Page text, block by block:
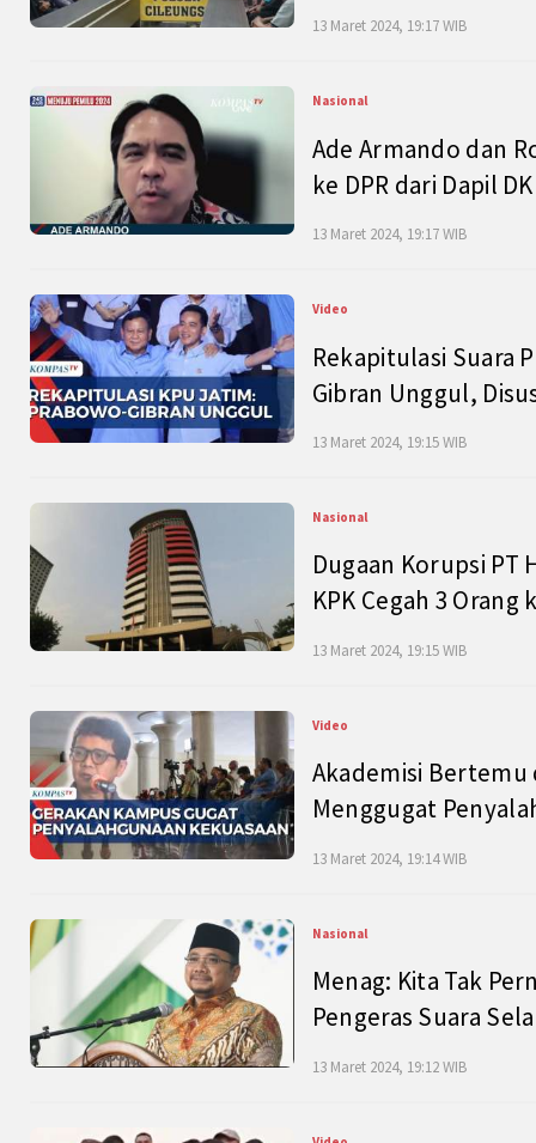
13 Maret 2024, 19:17 WIB
Nasional
Ade Armando dan
ke DPR dari Dapil
13 Maret 2024, 19:17 WIB
Video
Rekapitulasi Suara
Gibran Unggul,
13 Maret 2024, 19:15 WIB
Nasional
Dugaan Korupsi PT
KPK Cegah 3 Orang
13 Maret 2024, 19:15 WIB
Video
Akademisi Bertemu
Menggugat
13 Maret 2024, 19:14 WIB
Nasional
Menag: Kita Tak
Pengeras Suara
13 Maret 2024, 19:12 WIB